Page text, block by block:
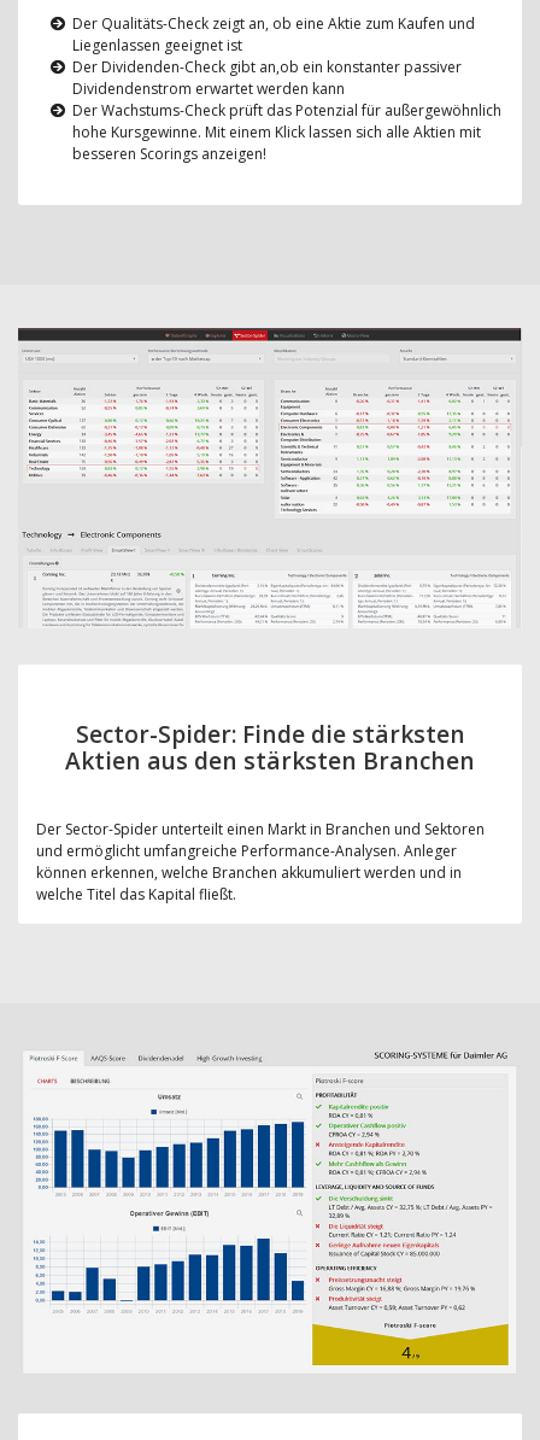
Der Qualitäts-Check zeigt an, ob eine Aktie zum Kaufen und
Liegenlassen geeignet ist
Der Dividenden-Check gibt an,ob ein konstanter passiver
Dividendenstrom erwartet werden kann
Der Wachstums-Check prüft das Potenzial für außergewöhnlich
hohe Kursgewinne. Mit einem Klick lassen sich alle Aktien mit
besseren Scorings anzeigen!
Sector-Spider: Finde die stärksten
Aktien aus den stärksten Branchen
Der Sector-Spider unterteilt einen Markt in Branchen und Sektoren
und ermöglicht umfangreiche Performance-Analysen. Anleger
können erkennen, welche Branchen akkumuliert werden und in
welche Titel das Kapital fließt.